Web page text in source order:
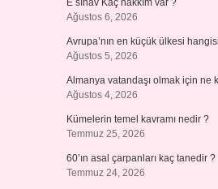
E sınav Kaç hakkım var ?
Ağustos 6, 2026
Avrupa’nın en küçük ülkesi
Ağustos 5, 2026
Almanya vatandaşı olmak için ne
Ağustos 4, 2026
Kümelerin temel kavramı nedir ?
Temmuz 25, 2026
60’ın asal çarpanları kaç tanedir ?
Temmuz 24, 2026